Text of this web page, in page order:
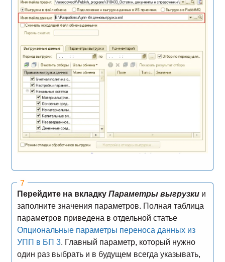
Перейдите на вкладку Параметры выгрузкии
заполните значения параметров. Полная таблица
параметров приведена в отдельной статье
Опциональные параметры переноса данных из
УПП в БП 3. Главный параметр, который нужно
один раз выбрать и в будущем всегда указывать,